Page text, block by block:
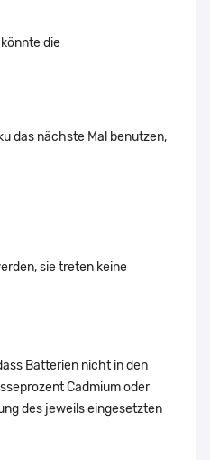
die
das nächste Mal benutzen,
sie treten keine
Batterien nicht in den
Cadmium oder
des jeweils eingesetzten